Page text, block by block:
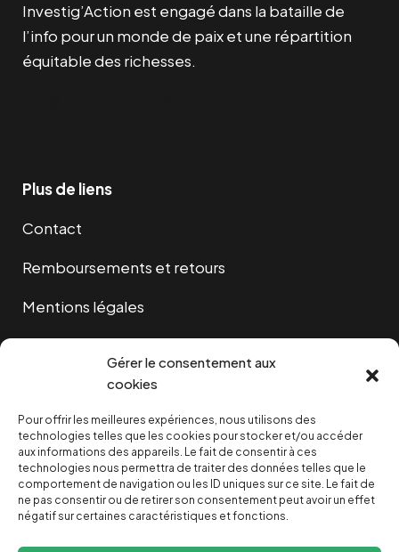
Gérer le consentement aux
cookies
Pour offrir les meilleures expériences, nous utilisons des
technologies telles que les cookies pour stocker et/ou accéder
aux informations des appareils. Le fait de consentir à ces
technologies nous permettra de traiter des données telles que le
comportement de navigation ou les ID uniques sur ce site. Le fait de
ne pas consentir ou de retirer son consentement peut avoir un effet
négatif sur certaines caractéristiques et fonctions.
Investig’Action est engagé dans la bataille de
l’info pour un monde de paix et une répartition
équitable des richesses.
Plus de liens
Contact
Remboursements et retours
Mentions légales
NOUS SOUTENIR
NOTRE NEWSLETTER